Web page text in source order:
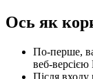
Ось як
По-перше,
веб-
Після